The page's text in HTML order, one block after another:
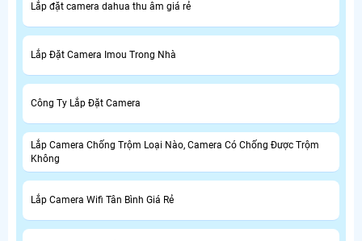
Lắp đặt camera dahua thu âm giá rẻ
Lắp Đặt Camera Imou Trong Nhà
Công Ty Lắp Đặt Camera
Lắp Camera Chống Trộm Loại Nào, Camera Có Chống Được Trộm
Không
Lắp Camera Wifi Tân Bình Giá Rẻ